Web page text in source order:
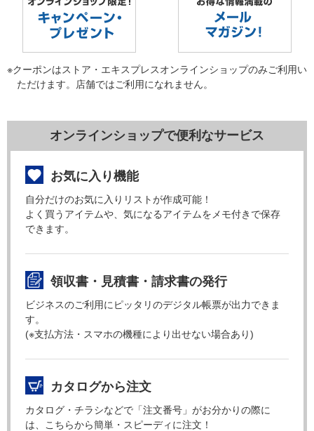
※クーポンはストア・エキスプレスオンラインショップのみご利用い
ただけます。店舗ではご利用になれません。
オンラインショップで便利なサービス
お気に入り機能
自分だけのお気に入りリストが作成可能！
よく買うアイテムや、気になるアイテムをメモ付きで保存
できます。
領収書・見積書・請求書の発行
ビジネスのご利用にピッタリのデジタル帳票が出力できま
す。
(※支払方法・スマホの機種により出せない場合あり)
カタログから注文
カタログ・チラシなどで「注文番号」がお分かりの際に
は、こちらから簡単・スピーディに注文！